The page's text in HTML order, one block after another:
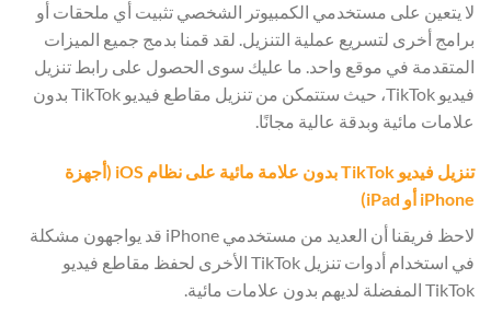
لا يتعين على مستخدمي الكمبيوتر الشخصي تثبيت أي ملحقات أو
برامج أخرى لتسريع عملية التنزيل. لقد قمنا بدمج جميع الميزات
المتقدمة في موقع واحد. ما عليك سوى الحصول على رابط تنزيل
فيديو TikTok، حيث ستتمكن من تنزيل مقاطع فيديو TikTok بدون
علامات مائية وبدقة عالية مجانًا.
تنزيل فيديو TikTok بدون علامة مائية على نظام iOS (أجهزة
iPhone أو iPad)
لاحظ فريقنا أن العديد من مستخدمي iPhone قد يواجهون مشكلة
في استخدام أدوات تنزيل TikTok الأخرى لحفظ مقاطع فيديو
TikTok المفضلة لديهم بدون علامات مائية.